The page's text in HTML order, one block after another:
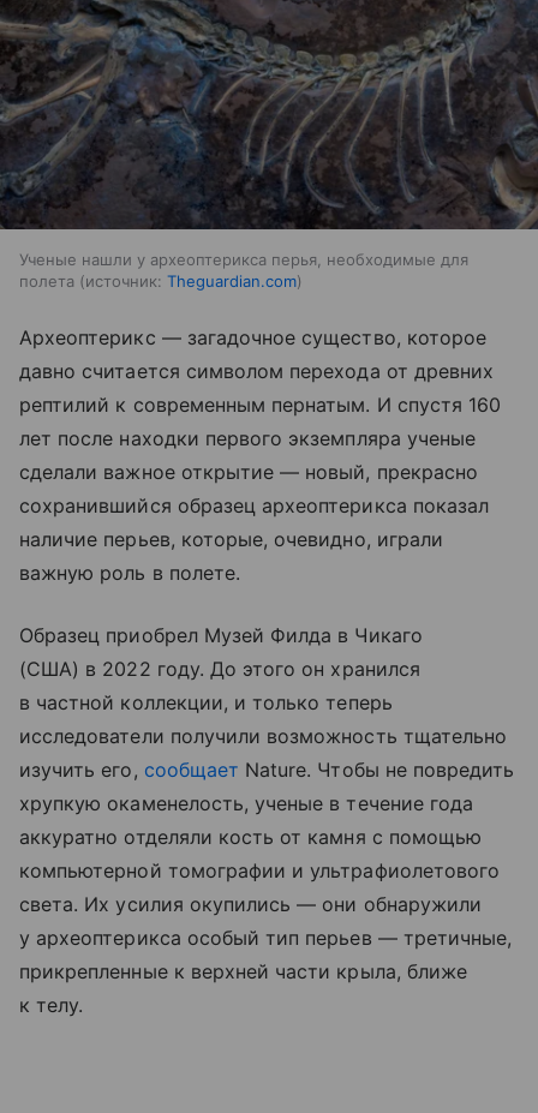
Ученые нашли у археоптерикса перья, необходимые для
полета
источник: Theguardian.com
Археоптерикс — загадочное существо, которое
давно считается символом перехода от древних
рептилий к современным пернатым. И спустя 160
лет после находки первого экземпляра ученые
сделали важное открытие — новый, прекрасно
сохранившийся образец археоптерикса показал
наличие перьев, которые, очевидно, играли
важную роль в полете.
Образец приобрел Музей Филда в Чикаго
(США) в 2022 году. До этого он хранился
в частной коллекции, и только теперь
исследователи получили возможность тщательно
изучить его, сообщает Nature. Чтобы не повредить
хрупкую окаменелость, ученые в течение года
аккуратно отделяли кость от камня с помощью
компьютерной томографии и ультрафиолетового
света. Их усилия окупились — они обнаружили
у археоптерикса особый тип перьев — третичные,
прикрепленные к верхней части крыла, ближе
к телу.